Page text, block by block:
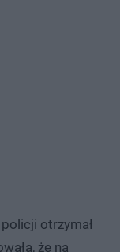
otrzymał
że na